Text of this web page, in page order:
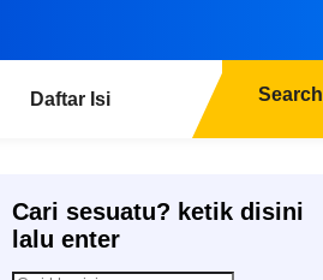
Daftar Isi Search
Cari sesuatu? ketik disini
lalu enter